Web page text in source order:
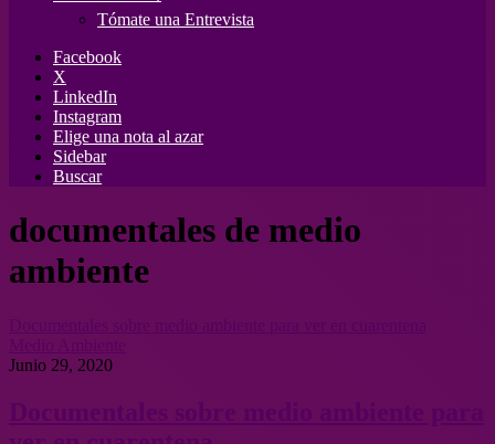
Tómate una Entrevista
Facebook
X
LinkedIn
Instagram
Elige una nota al azar
Sidebar
Buscar
documentales de medio
ambiente
Junio 29, 2020